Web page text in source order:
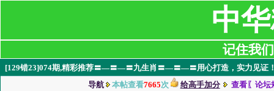
中
记住我
[129错23]074期,精彩推荐〓—〓—〓九生肖〓—〓—〓用心打造，实力见证
导航 本帖查看7665次 给高手加分 查看〖论坛